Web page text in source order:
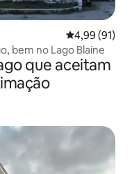
4,99 de uma
4,99 (91)
bem no Lago Blaine
que aceitam